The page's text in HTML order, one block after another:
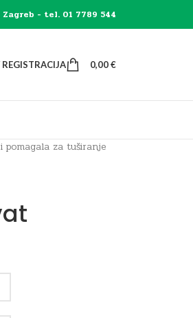
- tel. 01 7789 544
REGISTRACIJA 0,00€
pomagala za tuširanje